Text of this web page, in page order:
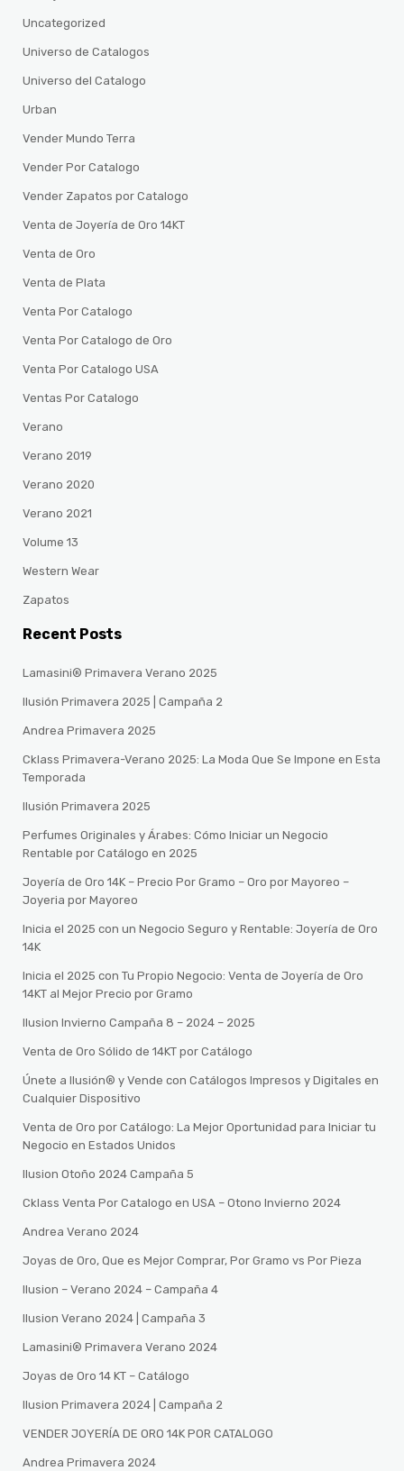
Uncategorized
Universo de Catalogos
Universo del Catalogo
Urban
Vender Mundo Terra
Vender Por Catalogo
Vender Zapatos por Catalogo
Venta de Joyería de Oro 14KT
Venta de Oro
Venta de Plata
Venta Por Catalogo
Venta Por Catalogo de Oro
Venta Por Catalogo USA
Ventas Por Catalogo
Verano
Verano 2019
Verano 2020
Verano 2021
Volume 13
Western Wear
Zapatos
Recent Posts
Lamasini® Primavera Verano 2025
Ilusión Primavera 2025 | Campaña 2
Andrea Primavera 2025
Cklass Primavera-Verano 2025: La Moda Que Se Impone en Esta
Temporada
Ilusión Primavera 2025
Perfumes Originales y Árabes: Cómo Iniciar un Negocio
Rentable por Catálogo en 2025
Joyería de Oro 14K – Precio Por Gramo – Oro por Mayoreo –
Joyeria por Mayoreo
Inicia el 2025 con un Negocio Seguro y Rentable: Joyería de Oro
14K
Inicia el 2025 con Tu Propio Negocio: Venta de Joyería de Oro
14KT al Mejor Precio por Gramo
Ilusion Invierno Campaña 8 – 2024 – 2025
Venta de Oro Sólido de 14KT por Catálogo
Únete a Ilusión® y Vende con Catálogos Impresos y Digitales en
Cualquier Dispositivo
Venta de Oro por Catálogo: La Mejor Oportunidad para Iniciar tu
Negocio en Estados Unidos
Ilusion Otoño 2024 Campaña 5
Cklass Venta Por Catalogo en USA – Otono Invierno 2024
Andrea Verano 2024
Joyas de Oro, Que es Mejor Comprar, Por Gramo vs Por Pieza
Ilusion – Verano 2024 – Campaña 4
Ilusion Verano 2024 | Campaña 3
Lamasini®️ Primavera Verano 2024
Joyas de Oro 14 KT – Catálogo
Ilusion Primavera 2024 | Campaña 2
VENDER JOYERÍA DE ORO 14K POR CATALOGO
Andrea Primavera 2024